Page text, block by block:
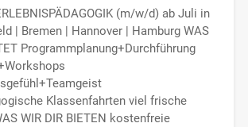
(m/w/d) ab Juli in
| Bremen | Hannover | Hamburg WAS
Programmplanung+Durchführung
Klassenfahrten viel frische
WIR DIR BIETEN kostenfreie